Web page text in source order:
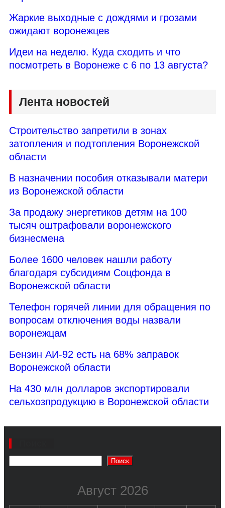
Жаркие выходные с дождями и грозами
ожидают воронежцев
Идеи на неделю. Куда сходить и что
посмотреть в Воронеже с 6 по 13 августа?
Лента новостей
Строительство запретили в зонах
затопления и подтопления Воронежской
области
В назначении пособия отказывали матери
из Воронежской области
За продажу энергетиков детям на 100
тысяч оштрафовали воронежского
бизнесмена
Более 1600 человек нашли работу
благодаря субсидиям Соцфонда в
Воронежской области
Телефон горячей линии для обращения по
вопросам отключения воды назвали
воронежцам
Бензин АИ-92 есть на 68% заправок
Воронежской области
На 430 млн долларов экспортировали
сельхозпродукцию в Воронежской области
Поиск
Август 2026